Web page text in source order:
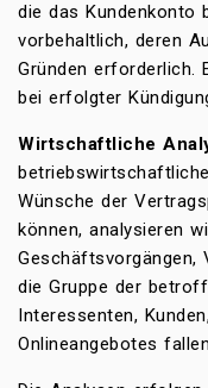
die das Kundenkonto
vorbehaltlich, deren
Gründen erforderlich.
bei erfolgter
Wirtschaftliche
Wünsche der
können, analysieren
Geschäftsvorgängen,
die Gruppe der
Interessenten,
Onlineangebotes